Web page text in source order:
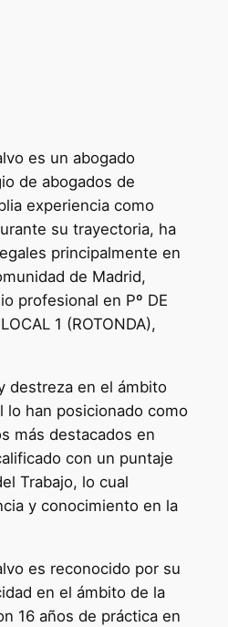
es un abogado
de abogados de
experiencia como
su trayectoria, ha
principalmente en
de Madrid,
profesional en Pº DE
1 (ROTONDA),
destreza en el ámbito
lo han posicionado como
más destacados en
con un puntaje
Trabajo, lo cual
y conocimiento en la
es reconocido por su
en el ámbito de la
16 años de práctica en